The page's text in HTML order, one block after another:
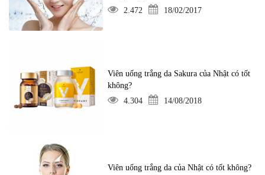
2.472
18/02/2017
Viên uống trắng da Sakura của Nhật có tốt
không?
4.304
14/08/2018
Viên uống trắng da của Nhật có tốt không?